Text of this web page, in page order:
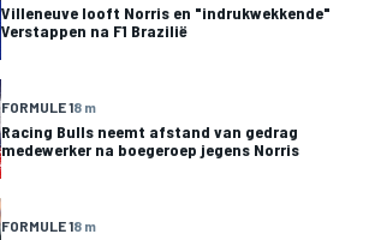
Villeneuve looft Norris en "indrukwekkende"
Verstappen na F1 Brazilië
FORMULE 18 m
Racing Bulls neemt afstand van gedrag
medewerker na boegeroep jegens Norris
FORMULE 18 m